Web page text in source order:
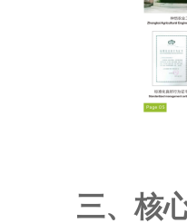
三、核